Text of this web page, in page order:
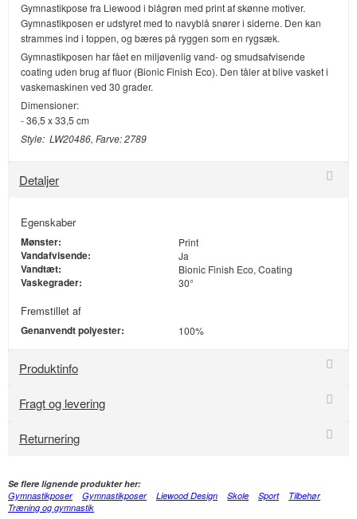
Gymnastikpose fra Liewood i blågrøn med print af skønne motiver.
Gymnastikposen er udstyret med to navyblå snører i siderne. Den kan
strammes ind i toppen, og bæres på ryggen som en rygsæk.
Gymnastikposen har fået en miljøvenlig vand- og smudsafvisende
coating uden brug af fluor (Bionic Finish Eco). Den tåler at blive vasket i
vaskemaskinen ved 30 grader.
Dimensioner:
- 36,5 x 33,5 cm
Style: LW20486, Farve: 2789
Detaljer
Egenskaber
Mønster: Print
Vandafvisende: Ja
Vandtæt: Bionic Finish Eco, Coating
Vaskegrader: 30°
Fremstillet af
Genanvendt polyester: 100%
Produktinfo
Fragt og levering
Returnering
Se flere lignende produkter her:
Gymnastikposer
Gymnastikposer Liewood Design Skole Sport
Tilbehør
Træning og gymnastik